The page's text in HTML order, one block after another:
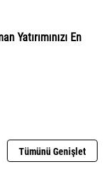
Yatırımınızı En
Tümünü Genişlet